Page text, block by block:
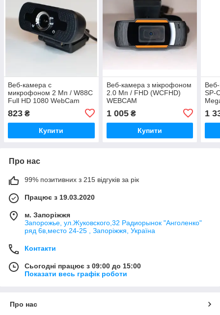
Веб-камера с
микрофоном 2 Мп / W88C
Full HD 1080 WebCam
823 ₴
Купити
Веб-камера з мікрофоном
2.0 Мп / FHD (WCFHD)
WEBCAM
1 005₴
Купити
SP-
USB
1
Про нас
99% позитивних з 215 відгуків за рік
Працює з 19.03.2020
м. Запоріжжя
Запорожье, ул.Жуковского,32 Радиорынок "Анголенко"
ряд 6в,место 24-25 , Запоріжжя, Україна
Контакти
Сьогодні працює з 09:00 до 15:00
Показати весь графік роботи
Про нас